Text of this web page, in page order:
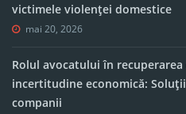
victimele violenței domestice
mai 20, 2026
Rolul avocatului în
incertitudine economică:
companii